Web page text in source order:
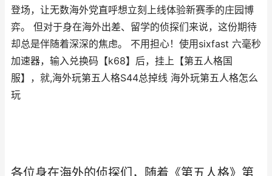
登场，让无数海外党直呼想立刻上线体验新赛季的庄园博
弈。 但对于身在海外出差、留学的侦探们来说，这份期待
却总是伴随着深深的焦虑。 不用担心！使用sixfast 六毫秒
加速器，输入兑换码【k68】后，挂上【第五人格国
服】，就,海外玩第五人格S44总掉线 海外玩第五人格怎么
玩
各位身在海外的侦探们，随着《第五人格》第